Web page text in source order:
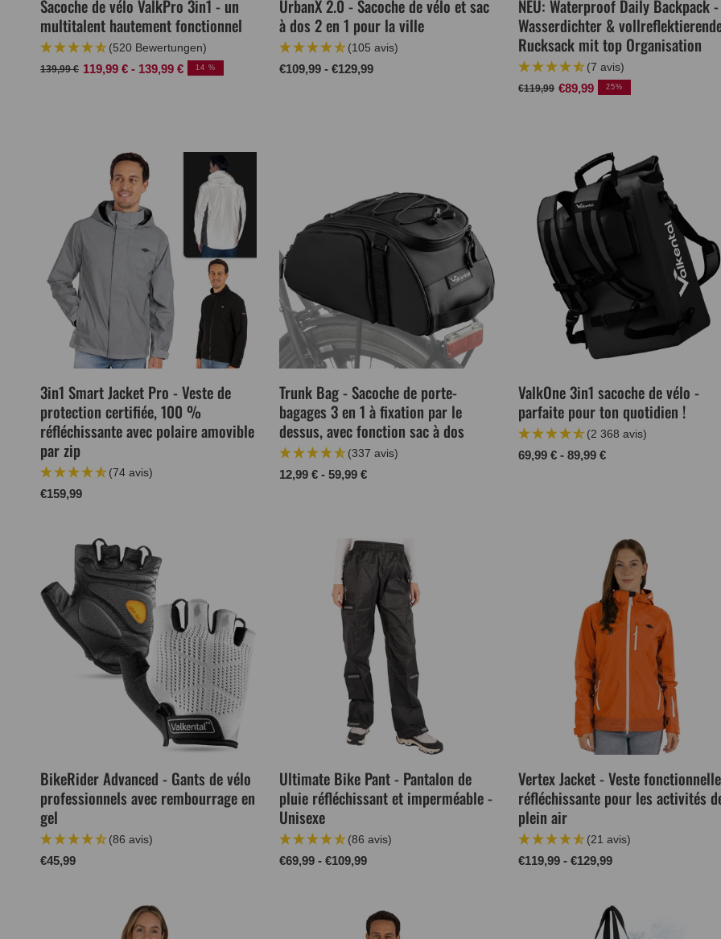
Sacoche de vélo ValkPro 3in1 - un
multitalent hautement fonctionnel
(520 Bewertungen)
Prix
139,99 €
Prix
119,99 € - 139,99 € 14 %
UrbanX 2.0 - Sacoche de vélo et sac
à dos 2 en 1 pour la ville
(105 avis)
Prix
€109,99 - €129,99
NEU: Waterproof Daily Backpack -
Wasserdichter &
Rucksack mit top Organisation
(7 avis)
Prix
€119,99
Prix
€89,99 25%
3in1 Smart Jacket Pro - Veste de
protection certifiée, 100 %
réfléchissante avec polaire amovible
par zip
(74 avis)
Prix
€159,99
Trunk Bag - Sacoche de porte-
bagages 3 en 1 à fixation par le
dessus, avec fonction sac à dos
(337 avis)
Prix
12,99 € - 59,99 €
ValkOne 3in1 sacoche de vélo -
parfaite pour ton quotidien !
(2 368 avis)
Prix
69,99 € - 89,99 €
BikeRider Advanced - Gants de vélo
professionnels avec rembourrage en
gel
(86 avis)
Prix
€45,99
Ultimate Bike Pant - Pantalon de
pluie réfléchissant et imperméable -
Unisexe
(86 avis)
Prix
€69,99 - €109,99
Vertex Jacket - Veste fonctionnelle
réfléchissante pour les activités
plein air
(21 avis)
Prix
€119,99 - €129,99